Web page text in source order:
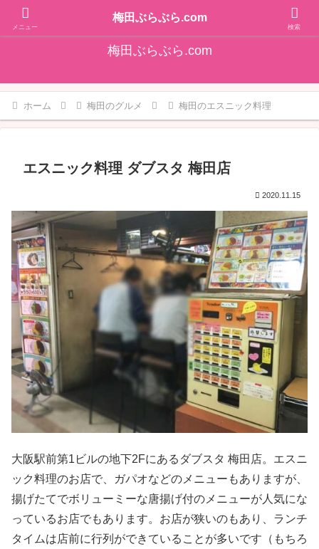
そうだ！梅田をぶらぶらしよ♪大阪梅田エリアの情報を発信しています!!
梅田ぶらぶら.com
ホーム 梅田のグルメ 梅田のエスニック料理
エスニック料理 ダブスタ 梅田店
2020.11.15
大阪駅前第1ビルの地下2Fにあるダブスタ 梅田店。エスニ
ック料理のお店で、ガパオなどのメニューもありますが、
揚げたてでボリューミーな唐揚げ付のメニューが人気にな
っているお店でもあります。お店が狭いのもあり、ランチ
タイムは店前に行列ができていることが多いです（もちろ
メニュー
梅田ぶらぶら.com
検索